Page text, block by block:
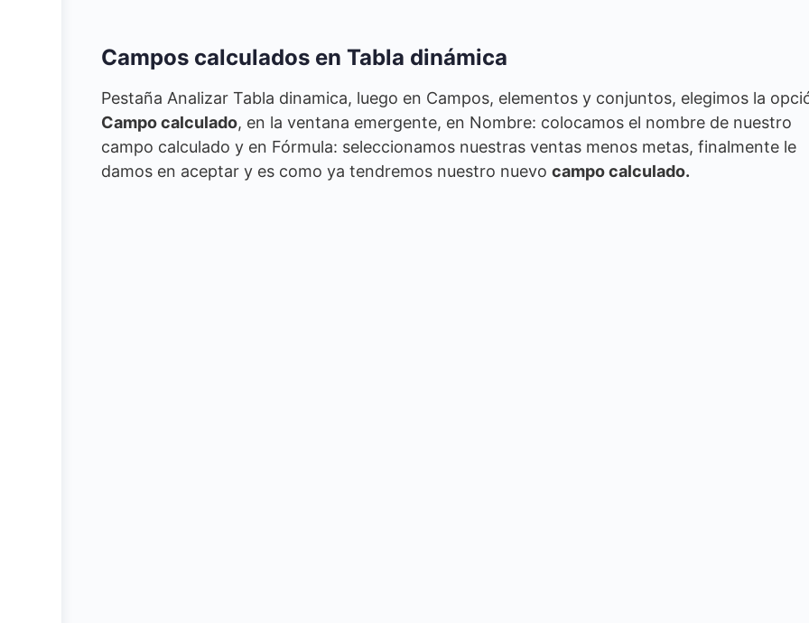
Campos calculados en Tabla dinámica
Pestaña Analizar Tabla dinamica, luego en Campos, elementos y conjuntos, elegimos la
Campo calculado, en la ventana emergente, en Nombre: colocamos el nombre de nuestro
campo calculado y en Fórmula: seleccionamos nuestras ventas menos metas, finalmente le
damos en aceptar y es como ya tendremos nuestro nuevo campo calculado.